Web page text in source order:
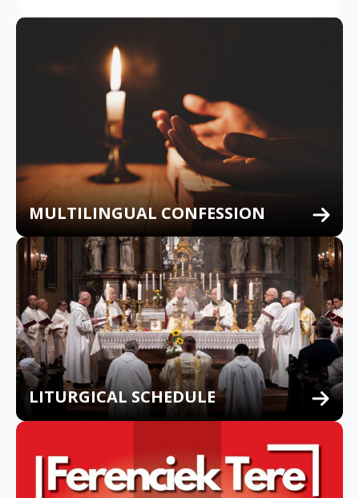
MULTILINGUAL CONFESSION
LITURGICAL SCHEDULE